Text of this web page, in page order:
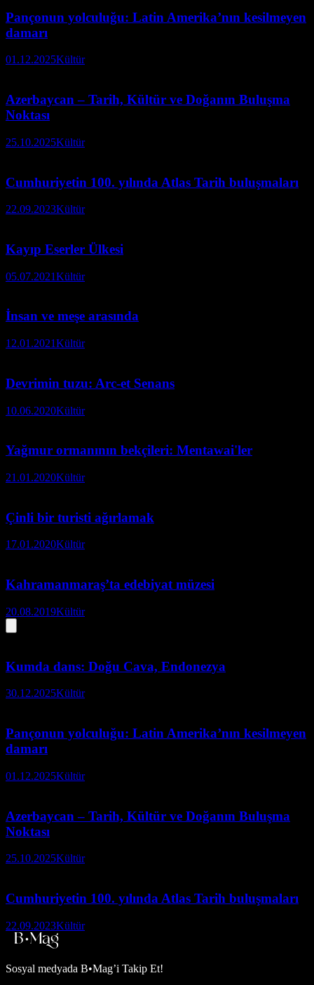
Pançonun yolculuğu: Latin Amerika’nın kesilmeyen
damarı
01.12.2025Kültür
Azerbaycan – Tarih, Kültür ve Doğanın Buluşma
Noktası
25.10.2025Kültür
Cumhuriyetin 100. yılında Atlas Tarih buluşmaları
22.09.2023Kültür
Kayıp Eserler Ülkesi
05.07.2021Kültür
İnsan ve meşe arasında
12.01.2021Kültür
Devrimin tuzu: Arc-et Senans
10.06.2020Kültür
Yağmur ormanının bekçileri: Mentawai'ler
21.01.2020Kültür
Çinli bir turisti ağırlamak
17.01.2020Kültür
Kahramanmaraş’ta edebiyat müzesi
20.08.2019Kültür
Kumda dans: Doğu Cava, Endonezya
30.12.2025Kültür
Pançonun yolculuğu: Latin Amerika’nın kesilmeyen
damarı
01.12.2025Kültür
Azerbaycan – Tarih, Kültür ve Doğanın Buluşma
Noktası
25.10.2025Kültür
Cumhuriyetin 100. yılında Atlas Tarih buluşmaları
22.09.2023Kültür
Sosyal medyada B•Mag’i Takip Et!